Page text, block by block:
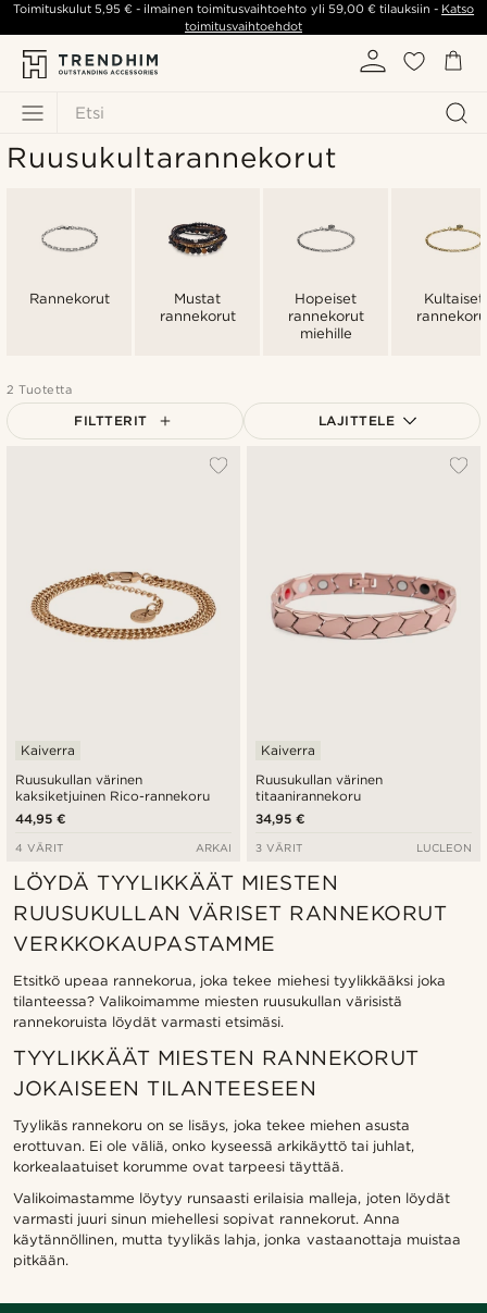
Etsi
Toimituskulut5,95 € - ilmainen toimitusvaihtoehto yli 59,00 €tilauksiin - Katso
toimitusvaihtoehdot
Ruusukultarannekorut
Rannekorut
Mustat
rannekorut
Hopeiset
rannekorut
miehille
Kultaiset
2 Tuotetta
FILTTERIT LAJITTELE
Ruusukullan värinen
kaksiketjuinen Rico-rannekoru
Kaiverra
44,95 €
4 VÄRIT ARKAI
Ruusukullan värinen
titaanirannekoru
Kaiverra
34,95 €
3 VÄRIT LUCLEON
LÖYDÄ TYYLIKKÄÄT MIESTEN
RUUSUKULLAN VÄRISET RANNEKORUT
VERKKOKAUPASTAMME
Etsitkö upeaa rannekorua, joka tekee miehesi tyylikkääksi joka
tilanteessa? Valikoimamme miesten ruusukullan värisistä
rannekoruista löydät varmasti etsimäsi.
TYYLIKKÄÄT MIESTEN RANNEKORUT
JOKAISEEN TILANTEESEEN
Tyylikäs rannekoru on se lisäys, joka tekee miehen asusta
erottuvan. Ei ole väliä, onko kyseessä arkikäyttö tai juhlat,
korkealaatuiset korumme ovat tarpeesi täyttää.
Valikoimastamme löytyy runsaasti erilaisia malleja, joten löydät
varmasti juuri sinun miehellesi sopivat rannekorut. Anna
käytännöllinen, mutta tyylikäs lahja, jonka vastaanottaja muistaa
pitkään.